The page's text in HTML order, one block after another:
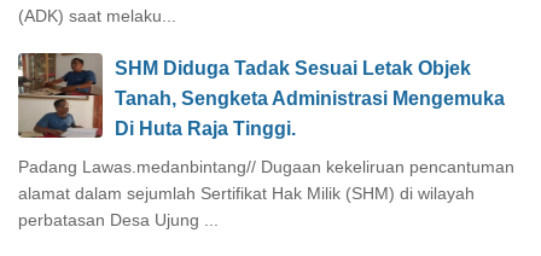
(ADK) saat melaku...
SHM Diduga Tadak Sesuai Letak Objek
Tanah, Sengketa Administrasi Mengemuka
Di Huta Raja Tinggi.
Padang Lawas.medanbintang// Dugaan kekeliruan pencantuman
alamat dalam sejumlah Sertifikat Hak Milik (SHM) di wilayah
perbatasan Desa Ujung ...